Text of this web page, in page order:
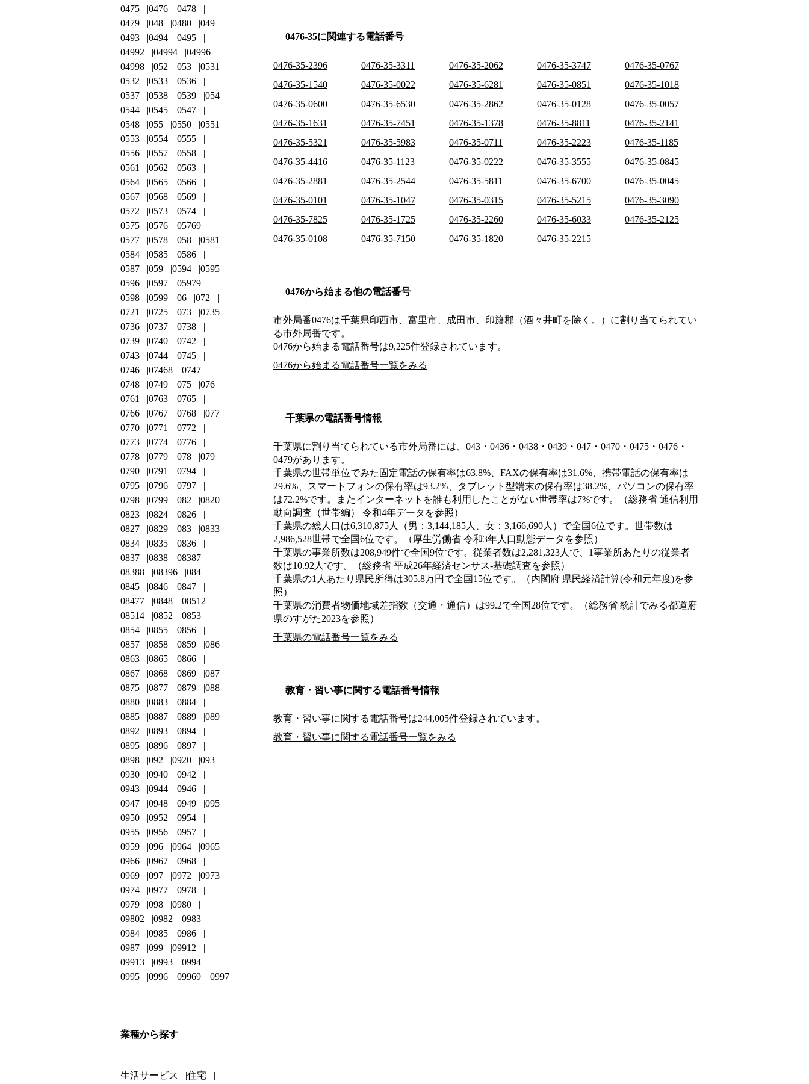
0476-35に関連する電話番号
0476-35-2396 0476-35-3311 0476-35-2062 0476-35-3747
0476-35-0767
0476-35-1540
0476-35-0022 0476-35-6281 0476-35-0851
0476-35-1018
0476-35-0600
0476-35-6530 0476-35-2862 0476-35-0128
0476-35-0057
0476-35-1631
0476-35-7451 0476-35-1378 0476-35-8811
0476-35-2141
0476-35-5321
0476-35-5983 0476-35-0711 0476-35-2223
0476-35-1185
0476-35-4416
0476-35-1123 0476-35-0222 0476-35-3555
0476-35-0845
0476-35-2881
0476-35-2544 0476-35-5811 0476-35-6700
0476-35-0045
0476-35-0101
0476-35-1047 0476-35-0315 0476-35-5215
0476-35-3090
0476-35-7825
0476-35-1725 0476-35-2260 0476-35-6033
0476-35-2125
0476-35-0108
0476-35-7150 0476-35-1820 0476-35-2215
0476から始まる他の電話番号
市外局番0476は千葉県印西市、富里市、成田市、印旛郡（酒々井町を除く。） に割り当てられてい
る市外局番です。
0476から始まる電話番号は9,225件登録されています。
0476から始まる電話番号一覧をみる
千葉県の電話番号情報
千葉県に割り当てられている市外局番には、043・0436・0438・0439・047・0470・0475・0476・
0479があります。
千葉県の世帯単位でみた固定電話の保有率は63.8%、FAXの保有率は31.6%、携帯電話の保有率は
29.6%、スマートフォンの保有率は93.2%、タブレット型端末の保有率は38.2%、パソコンの保有率
は72.2%です。またインターネットを誰も利用したことがない世帯率は7%です。（総務省 通信利用
動向調査（世帯編） 令和4年データを参照）
千葉県の総人口は6,310,875人（男：3,144,185人、女：3,166,690人）で全国6位です。世帯数は
2,986,528世帯で全国6位です。（厚生労働省 令和3年人口動態データを参照）
千葉県の事業所数は208,949件で全国9位です。従業者数は2,281,323人で、1事業所あたりの従業者
数は10.92人です。（総務省 平成26年経済センサス‐基礎調査を参照）
千葉県の1人あたり県民所得は305.8万円で全国15位です。（内閣府 県民経済計算(令和元年度)を参
照）
千葉県の消費者物価地域差指数（交通・通信）は99.2で全国28位です。（総務省 統計でみる都道府
県のすがた2023を参照）
千葉県の電話番号一覧をみる
教育・習い事に関する電話番号情報
教育・習い事に関する電話番号は244,005件登録されています。
教育・習い事に関する電話番号一覧をみる
0475
0476
0478
0479
048 0480
049
0493
0494
0495
04992
04994
04996
04998
052 053
0531
0532
0533
0536
0537
0538 0539
054
0544
0545
0547
0548
055 0550
0551
0553
0554
0555
0556
0557
0558
0561
0562
0563
0564
0565
0566
0567
0568
0569
0572
0573
0574
0575
0576
05769
0577
0578 058
0581
0584
0585
0586
0587
059 0594
0595
0596
0597
05979
0598
0599 06
072
0721
0725 073
0735
0736
0737
0738
0739
0740
0742
0743
0744
0745
0746
07468
0747
0748
0749 075
076
0761
0763
0765
0766
0767 0768
077
0770
0771
0772
0773
0774
0776
0778
0779 078
079
0790
0791
0794
0795
0796
0797
0798
0799 082
0820
0823
0824
0826
0827
0829 083
0833
0834
0835
0836
0837
0838
08387
08388
08396
084
0845
0846
0847
08477
0848
08512
08514
0852
0853
0854
0855
0856
0857
0858 0859
086
0863
0865
0866
0867
0868 0869
087
0875
0877 0879
088
0880
0883
0884
0885
0887 0889
089
0892
0893
0894
0895
0896
0897
0898
092 0920
093
0930
0940
0942
0943
0944
0946
0947
0948 0949
095
0950
0952
0954
0955
0956
0957
0959
096 0964
0965
0966
0967
0968
0969
097 0972
0973
0974
0977
0978
0979
098
0980
09802
0982
0983
0984
0985
0986
0987
099
09912
09913
0993
0994
0995
0996 09969 0997
業種から探す
生活サービス 住宅